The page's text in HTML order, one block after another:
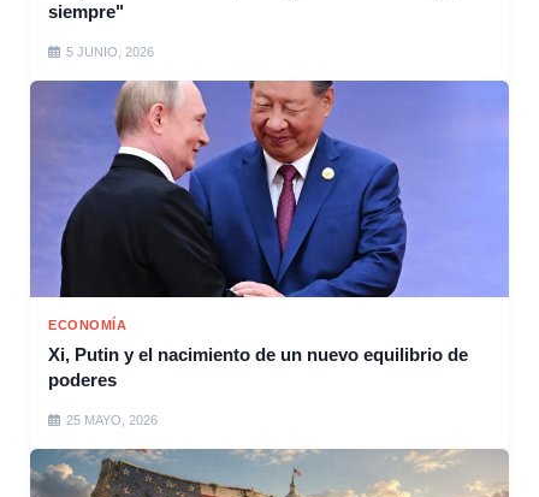
siempre"
5 JUNIO, 2026
ECONOMÍA
Xi, Putin y el nacimiento de un nuevo equilibrio de
poderes
25 MAYO, 2026